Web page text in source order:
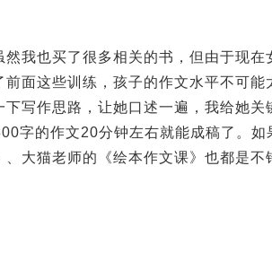
我也买了很多相关的书，但由于现
面这些训练，孩子的作文水平不可
写作思路，让她口述一遍，我给她
字的作文20分钟左右就能成稿了。
大猫老师的《绘本作文课》也都是不